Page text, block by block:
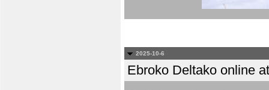
2025-10-6
Ebroko Deltako online